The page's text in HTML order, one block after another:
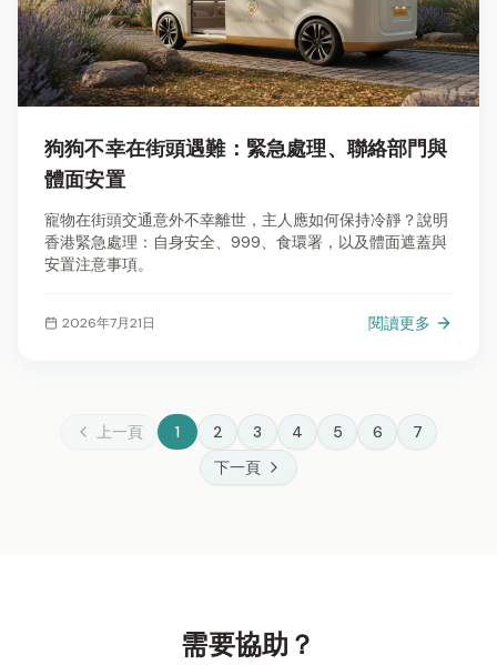
狗狗不幸在街頭遇難：緊急處理、聯絡部門與
體面安置
寵物在街頭交通意外不幸離世，主人應如何保持冷靜？說明
香港緊急處理：自身安全、999、食環署，以及體面遮蓋與
安置注意事項。
2026年7月21日 閱讀更多
上一頁 1 2 3 4 5 6
7
下一頁
需要協助？